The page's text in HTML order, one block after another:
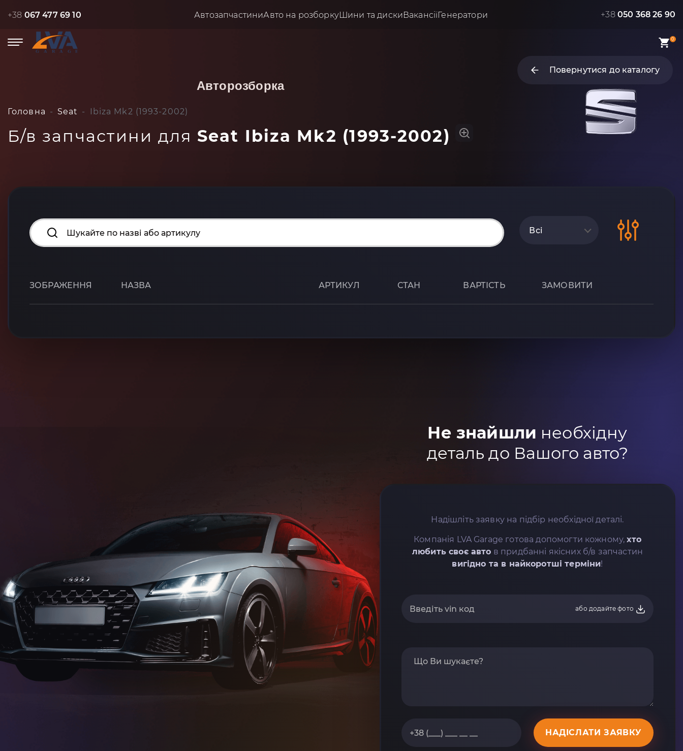
+38 067 477 69 10 АвтозапчастиниАвто на розборкуШини та дискиВакансіїГенератори +38 050 368 26 90
0
Повернутися до каталогу
Авторозборка
Головна Seat Ibiza Mk2 (1993-2002)
Б/в запчастини для Seat Ibiza Mk2 (1993-2002)
Всі
ЗОБРАЖЕННЯ НАЗВА АРТИКУЛ СТАН ВАРТІСТЬ ЗАМОВИТИ
Не знайшли необхідну
деталь до Вашого авто?
Надішліть заявку на підбір необхідної деталі.
Компанія LVA Garage готова допомогти кожному,хто
любить своє авто в придбанні якісних б/в запчастин
вигідно та в найкоротші терміни!
або додайте фото
НАДІСЛАТИ ЗАЯВКУ